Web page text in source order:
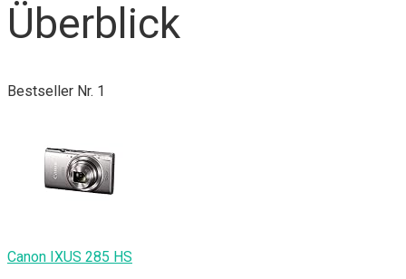
Überblick
Bestseller Nr. 1
Canon IXUS 285 HS